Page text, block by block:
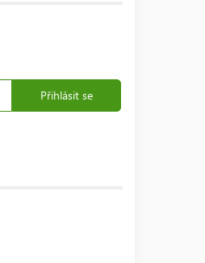
Přihlásit se